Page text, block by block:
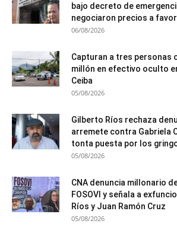
bajo decreto de
negociaron precios a
06/08/2026
Capturan a tres personas
millón en efectivo oculto
Ceiba
05/08/2026
Gilberto Ríos rechaza
arremete contra Gabriela
tonta puesta por los
05/08/2026
CNA denuncia millonario
FOSOVI y señala a
Ríos y Juan Ramón Cruz
05/08/2026